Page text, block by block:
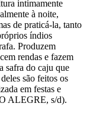
intimamente
à noite,
de praticá-la, tanto
índios
Produzem
rendas e fazem
safra do caju que
são feitos os
em festas e
ALEGRE, s/d).